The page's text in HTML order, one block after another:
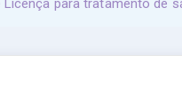
Licença para tratamento de